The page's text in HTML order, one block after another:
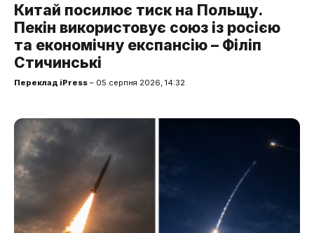
Китай посилює тиск на Польщу.
Пекін використовує союз із росією
та економічну експансію – Філіп
Стичинські
Переклад iPress – 05 серпня 2026, 14:32